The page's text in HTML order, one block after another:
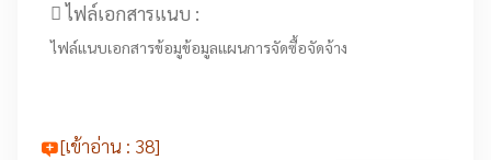
ไฟล์เอกสารแนบ :
ไฟล์แนบเอกสารข้อมูข้อมูลแผนการจัดซื้อจัดจ้าง
[เข้าอ่าน : 38]